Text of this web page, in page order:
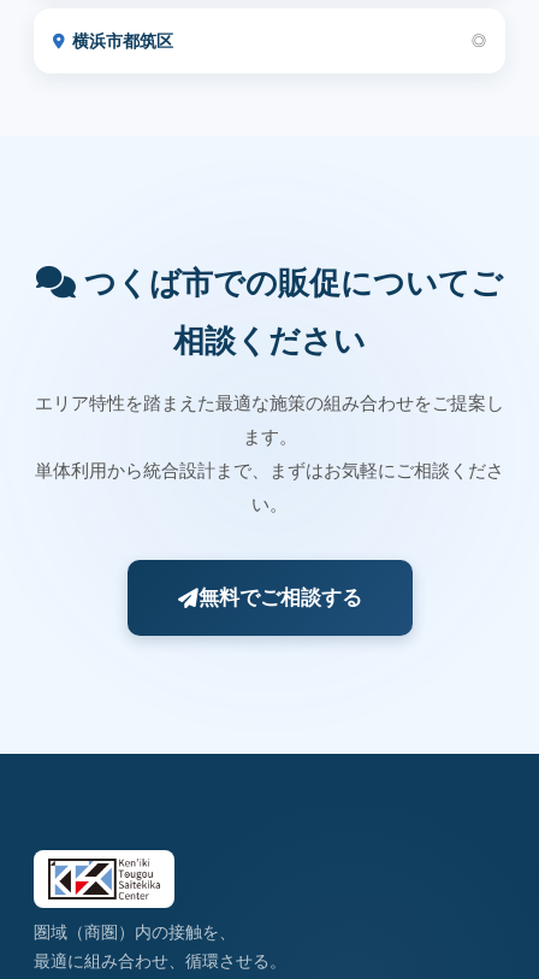
横浜市都筑区 ◎
つくば市での販促についてご
相談ください
エリア特性を踏まえた最適な施策の組み合わせをご提案し
ます。
単体利用から統合設計まで、まずはお気軽にご相談くださ
い。
無料でご相談する
圏域（商圏）内の接触を、
最適に組み合わせ、循環させる。